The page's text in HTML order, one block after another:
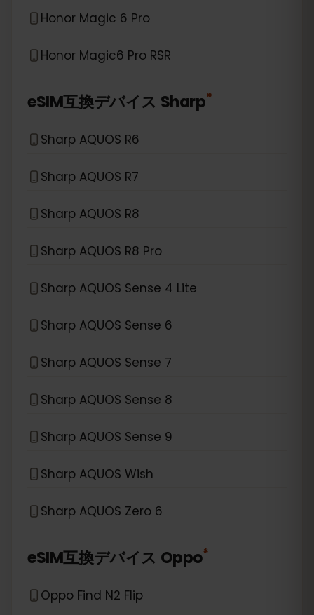
Honor Magic 6 Pro
Honor Magic6 Pro RSR
eSIM互換デバイス Sharp*
Sharp AQUOS R6
Sharp AQUOS R7
Sharp AQUOS R8
Sharp AQUOS R8 Pro
Sharp AQUOS Sense 4 Lite
Sharp AQUOS Sense 6
Sharp AQUOS Sense 7
Sharp AQUOS Sense 8
Sharp AQUOS Sense 9
Sharp AQUOS Wish
Sharp AQUOS Zero 6
eSIM互換デバイス Oppo*
Oppo Find N2 Flip